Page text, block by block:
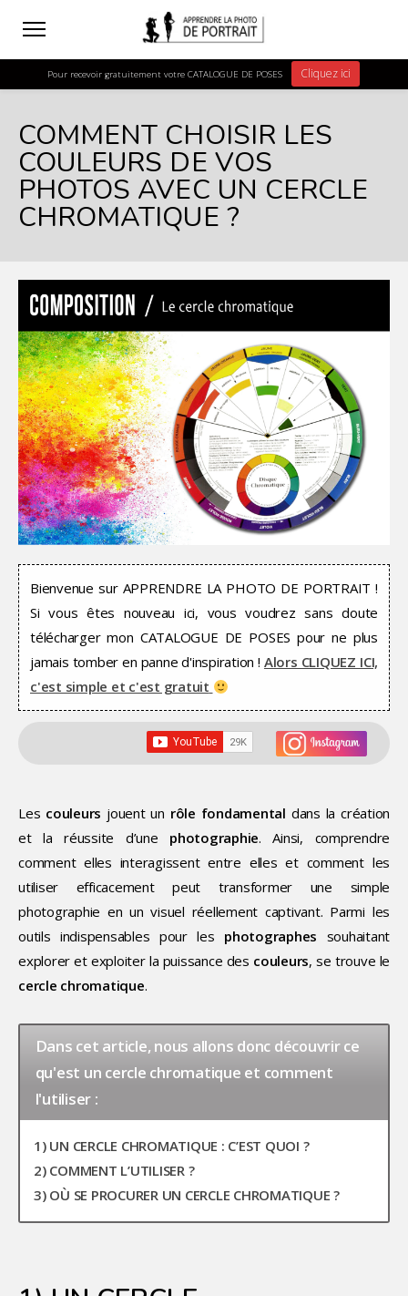
COMMENT CHOISIR LES
COULEURS DE VOS
PHOTOS AVEC UN CERCLE
CHROMATIQUE ?
Bienvenue sur APPRENDRE LA PHOTO DE PORTRAIT !
Si vous êtes nouveau ici, vous voudrez sans doute
télécharger mon CATALOGUE DE POSES pour ne plus
jamais tomber en panne d'inspiration ! Alors CLIQUEZ ICI,
c'est simple et c'est gratuit
Les couleurs jouent un rôle fondamental dans la création
et la réussite d’une photographie. Ainsi, comprendre
comment elles interagissent entre elles et comment les
utiliser efficacement peut transformer une simple
photographie en un visuel réellement captivant. Parmi les
outils indispensables pour les photographes souhaitant
explorer et exploiter la puissance des couleurs, se trouve le
cercle chromatique.
Dans cet article, nous allons donc découvrir ce
qu'est un cercle chromatique et comment
l'utiliser :
1) UN CERCLE CHROMATIQUE : C’EST QUOI ?
2) COMMENT L’UTILISER ?
3) OÙ SE PROCURER UN CERCLE CHROMATIQUE ?
Pour recevoir gratuitement votre CATALOGUE DE POSES Cliquez ici